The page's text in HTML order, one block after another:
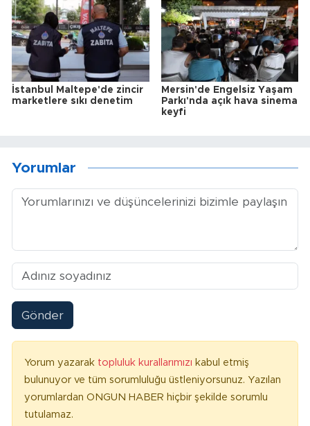
İstanbul Maltepe'de zincir
marketlere sıkı denetim
Mersin'de Engelsiz Yaşam
Parkı'nda açık hava sinema
keyfi
Yorumlar
Gönder
Yorum yazarak topluluk kurallarımızı kabul etmiş
bulunuyor ve tüm sorumluluğu üstleniyorsunuz. Yazılan
yorumlardan ONGUN HABER hiçbir şekilde sorumlu
tutulamaz.